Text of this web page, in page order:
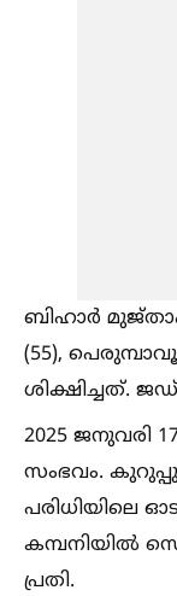
ബിഹാർ
(55),
ശിക്ഷിച്ചത്.
2025 ജനുവരി
സംഭവം.
പരിധിയിലെ
കമ്പനിയില്‍
പ്രതി.